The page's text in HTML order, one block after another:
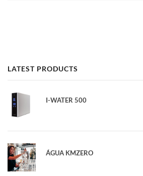
LATEST PRODUCTS
I-WATER 500
ÁGUA KMZERO